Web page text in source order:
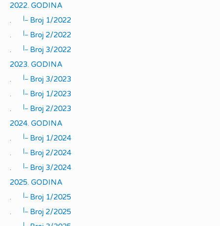
2022. GODINA
.
|_
Broj 1/2022
.
|_
Broj 2/2022
.
|_
Broj 3/2022
2023. GODINA
.
|_
Broj 3/2023
.
|_
Broj 1/2023
.
|_
Broj 2/2023
2024. GODINA
.
|_
Broj 1/2024
.
|_
Broj 2/2024
.
|_
Broj 3/2024
2025. GODINA
.
|_
Broj 1/2025
.
|_
Broj 2/2025
|_